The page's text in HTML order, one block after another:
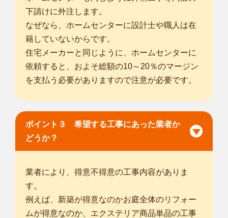
下請けに外注します。
なぜなら、ホームセンターに設計士や職人は在
籍していないからです。
住宅メーカーと同じように、ホームセンターに
依頼すると、およそ総額の10～20％のマージン
を支払う必要がありますので注意が必要です。
ポイント３ 希望する工事にあった業者か
どうか？
業者により、得意不得意の工事内容がありま
す。
例えば、新築が得意なのかお庭全体のリフォー
ムが得意なのか、エクステリア商品単品の工事